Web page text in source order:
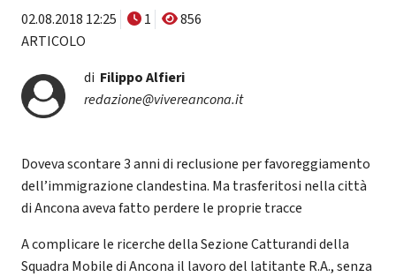
02.08.2018 12:25 1
856
ARTICOLO
di Filippo Alfieri
redazione@vivereancona.it
Doveva scontare 3 anni di reclusione per favoreggiamento
dell’immigrazione clandestina. Ma trasferitosi nella città
di Ancona aveva fatto perdere le proprie tracce
A complicare le ricerche della Sezione Catturandi della
Squadra Mobile di Ancona il lavoro del latitante R.A., senza